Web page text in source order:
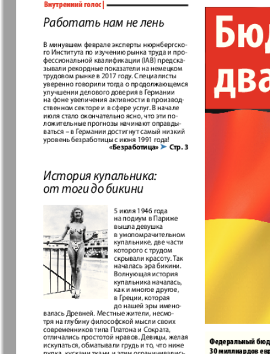
5
25
31 32
37
49
55
Русский вояж
Архив необновляющихся на сайте изданий
7плюс7я Авангард
Афиша Augsburg
Ваша газета
Вечное
сокровище
Германия